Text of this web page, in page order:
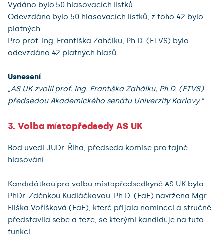
Vydáno bylo 50 hlasovacích lístků.
Odevzdáno bylo 50 hlasovacích lístků, z toho 42 bylo
platných.
Pro prof. Ing. Františka Zahálku, Ph.D. (FTVS) bylo
odevzdáno 42 platných hlasů.
Usnesení:
„AS UK zvolil prof. Ing. Františka Zahálku, Ph.D. (FTVS)
předsedou Akademického senátu Univerzity Karlovy.”
3. Volba místopředsedy AS UK
Bod uvedl JUDr. Říha, předseda komise pro tajné
hlasování.
Kandidátkou pro volbu místopředsedkyně AS UK byla
PhDr. Zděnkou Kudláčkovou, Ph.D. (FaF) navržena Mgr.
Eliška Voříšková (FaF), která přijala nominaci a stručně
představila sebe a teze, se kterými kandiduje na tuto
funkci.